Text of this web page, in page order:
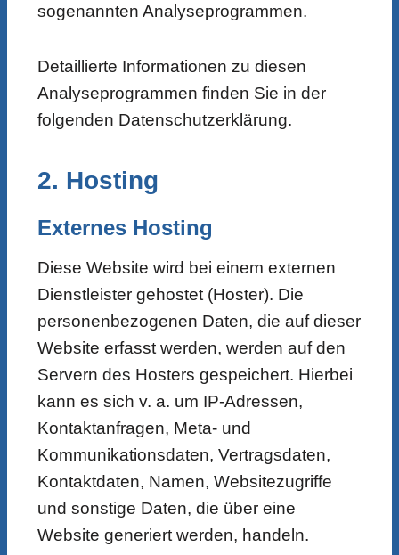
sogenannten Analyseprogrammen.
Detaillierte Informationen zu diesen
Analyseprogrammen finden Sie in der
folgenden Datenschutzerklärung.
2. Hosting
Externes Hosting
Diese Website wird bei einem externen
Dienstleister gehostet (Hoster). Die
personenbezogenen Daten, die auf dieser
Website erfasst werden, werden auf den
Servern des Hosters gespeichert. Hierbei
kann es sich v. a. um IP-Adressen,
Kontaktanfragen, Meta- und
Kommunikationsdaten, Vertragsdaten,
Kontaktdaten, Namen, Websitezugriffe
und sonstige Daten, die über eine
Website generiert werden, handeln.